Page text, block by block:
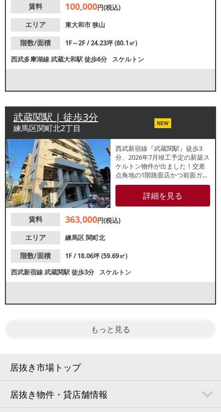
賃料 100,000円(税込)
エリア
東大和市狭山
階数/面積
1F～2F / 24.23坪 (80.1㎡)
西武多摩湖線武蔵大和駅徒歩6分 スケルトン
武蔵関駅 | 徒歩3分
練馬区関町北2丁目 NEW
西武新宿線『武蔵関駅』徒歩3
分、2026年7月竣工予定の新築ス
ケルトン物件が出ました！交差
点角地の1階路面店かつ前面ガラ
ス張りのため視認性良好。駅南
口へ続く武蔵関駅前通り商店会
に位置しており、周辺にも飲食
お気軽にお問合せください。
詳細を見る
賃料 363,000円(税込)
エリア
練馬区関町北
階数/面積
1F / 18.06坪 (59.69㎡)
西武新宿線武蔵関駅徒歩3分 スケルトン
もっと見る
居抜き市場トップ
居抜き物件・貸店舗情報